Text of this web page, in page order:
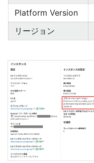
Platform Version
リージョン